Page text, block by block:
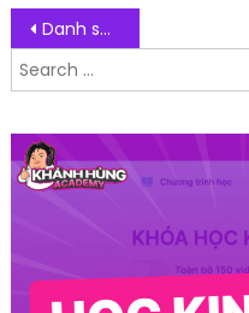
Post
Danh sách 10 công ty chuyên thiết kế website – công ty lập trình thiết kế web app
Search for: